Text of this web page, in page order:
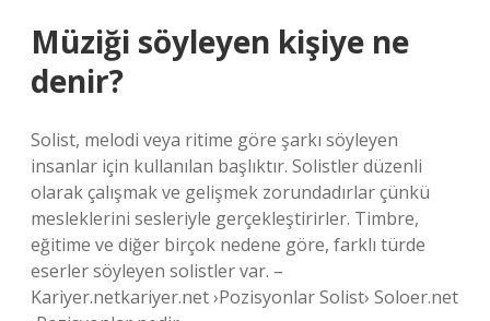
Müziği söyleyen kişiye ne
denir?
Solist, melodi veya ritime göre şarkı söyleyen
insanlar için kullanılan başlıktır. Solistler düzenli
olarak çalışmak ve gelişmek zorundadırlar çünkü
mesleklerini sesleriyle gerçekleştirirler. Timbre,
eğitime ve diğer birçok nedene göre, farklı türde
eserler söyleyen solistler var. –
Kariyer.netkariyer.net ›Pozisyonlar Solist› Soloer.net